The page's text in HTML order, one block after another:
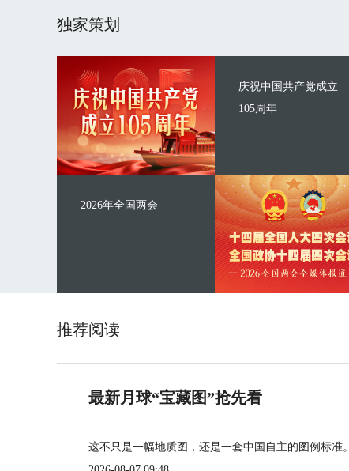
独家策划
庆祝中国共产党成立
105周年
2026年全国两会
推荐阅读
最新月球“宝藏图”抢先看
这不只是一幅地质图，还是一套中国自主的图例标准。